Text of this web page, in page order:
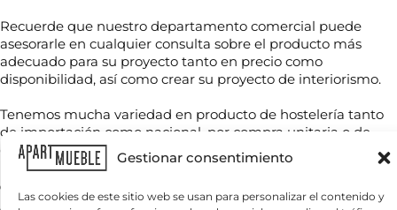
Gestionar consentimiento
Las cookies de este sitio web se usan para personalizar el contenido y
Recuerde que nuestro departamento comercial puede
asesorarle en cualquier consulta sobre el producto más
adecuado para su proyecto tanto en precio como
disponibilidad, así como crear su proyecto de interiorismo.
Tenemos mucha variedad en producto de hostelería tanto
de importación como nacional, por compra unitaria o de
contenedores.
o
b
r
e
e
l
c
ó
n
c
T
é
o
n
*
C
o
r